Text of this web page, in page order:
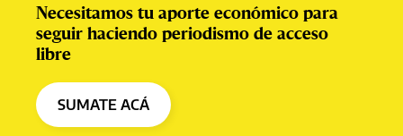
Necesitamos tu aporte económico para
seguir haciendo periodismo de acceso
libre
SUMATE ACÁ